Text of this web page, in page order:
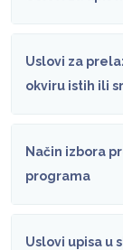
Uslovi za
okviru istih ili
Način izbora
programa
Uslovi upisa u